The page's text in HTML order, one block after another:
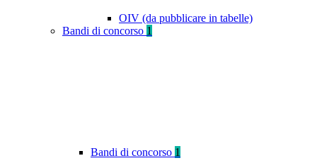
OIV (da pubblicare in tabelle)
Bandi di concorso 1
Bandi di concorso 1